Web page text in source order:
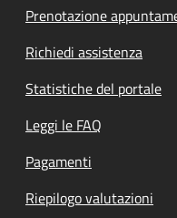
Prenotazione
Richiedi assistenza
Statistiche del portale
Leggi le FAQ
Pagamenti
Riepilogo valutazioni